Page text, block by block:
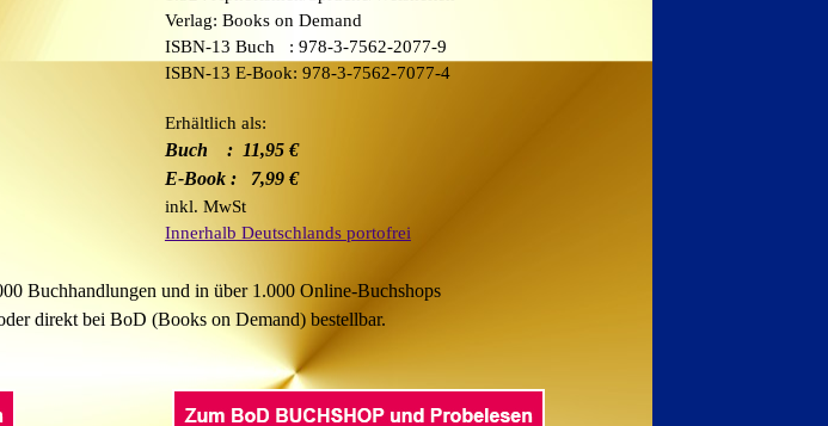
Verlag: Books on Demand
ISBN-13 Buch : 978-3-7562-2077-9
ISBN-13 E-Book: 978-3-7562-7077-4
Erhältlich als:
Buch : 11,95 €
E-Book : 7,99 €
inkl. MwSt
Innerhalb Deutschlands portofrei
Buchhandlungen und in über 1.000 Online-Buchshops
direkt bei BoD (Books on Demand) bestellbar.